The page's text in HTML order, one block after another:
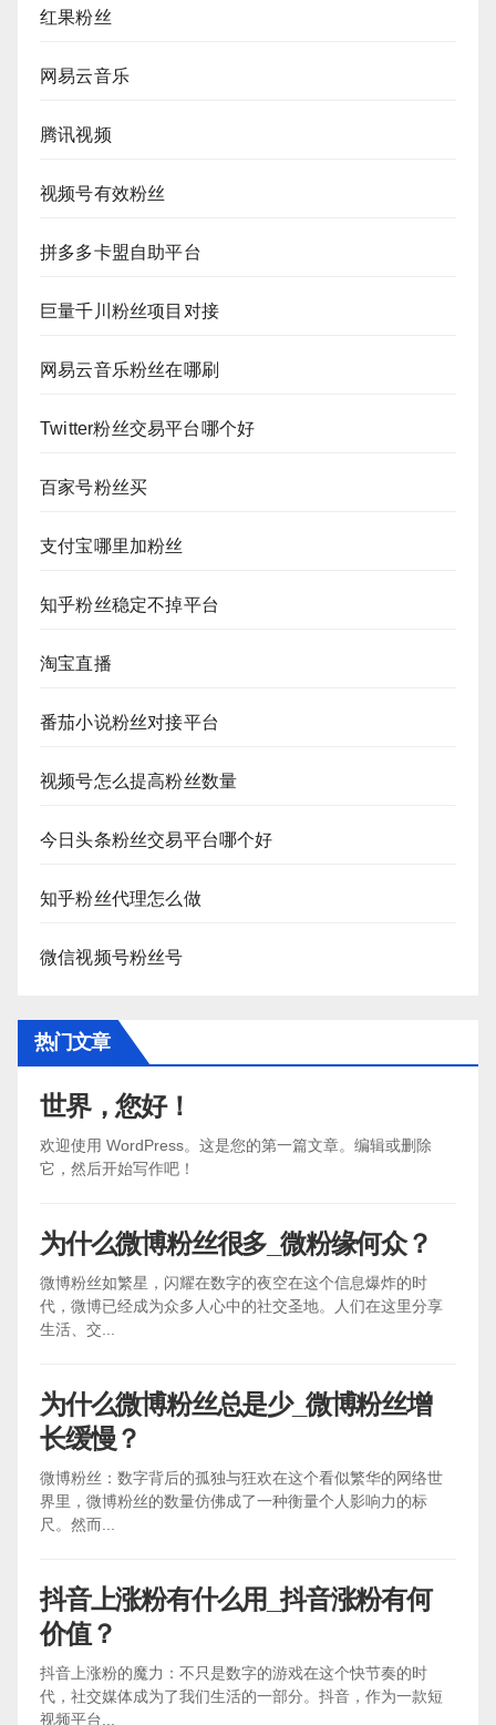
红果粉丝
网易云音乐
腾讯视频
视频号有效粉丝
拼多多卡盟自助平台
巨量千川粉丝项目对接
网易云音乐粉丝在哪刷
Twitter粉丝交易平台哪个好
百家号粉丝买
支付宝哪里加粉丝
知乎粉丝稳定不掉平台
淘宝直播
番茄小说粉丝对接平台
视频号怎么提高粉丝数量
今日头条粉丝交易平台哪个好
知乎粉丝代理怎么做
微信视频号粉丝号
热门文章
世界，您好！
欢迎使用 WordPress。这是您的第一篇文章。编辑或删除
它，然后开始写作吧！
为什么微博粉丝很多_微粉缘何众？
微博粉丝如繁星，闪耀在数字的夜空在这个信息爆炸的时
代，微博已经成为众多人心中的社交圣地。人们在这里分享
生活、交...
为什么微博粉丝总是少_微博粉丝增
长缓慢？
微博粉丝：数字背后的孤独与狂欢在这个看似繁华的网络世
界里，微博粉丝的数量仿佛成了一种衡量个人影响力的标
尺。然而...
抖音上涨粉有什么用_抖音涨粉有何
价值？
抖音上涨粉的魔力：不只是数字的游戏在这个快节奏的时
代，社交媒体成为了我们生活的一部分。抖音，作为一款短
视频平台...